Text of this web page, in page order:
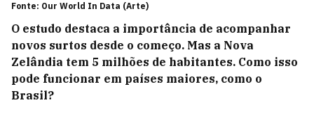
Fonte: Our World In Data (Arte)
O estudo destaca a importância de acompanhar
novos surtos desde o começo. Mas a Nova
Zelândia tem 5 milhões de habitantes. Como isso
pode funcionar em países maiores, como o
Brasil?